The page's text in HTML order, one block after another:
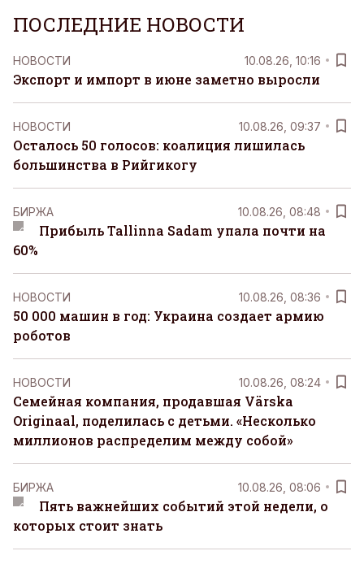
ПОСЛЕДНИЕ НОВОСТИ
НОВОСТИ 10.08.26, 10:16
Экспорт и импорт в июне заметно выросли
НОВОСТИ 10.08.26, 09:37
Осталось 50 голосов: коалиция лишилась
большинства в Рийгикогу
БИРЖА 10.08.26, 08:48
Прибыль Tallinna Sadam упала почти на
60%
НОВОСТИ 10.08.26, 08:36
50 000 машин в год: Украина создает армию
роботов
НОВОСТИ 10.08.26, 08:24
Семейная компания, продавшая Värska
Originaal, поделилась с детьми. «Несколько
миллионов распределим между собой»
БИРЖА 10.08.26, 08:06
Пять важнейших событий этой недели, о
которых стоит знать